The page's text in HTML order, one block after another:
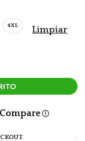
4XL Limpiar
Compare